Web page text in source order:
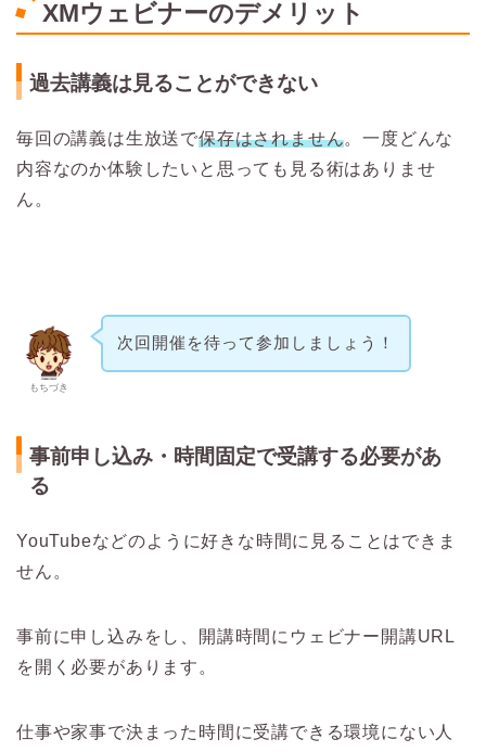
XMウェビナーのデメリット
過去講義は見ることができない
毎回の講義は生放送で保存はされません。一度どんな
内容なのか体験したいと思っても見る術はありませ
ん。
もちづき
次回開催を待って参加しましょう！
事前申し込み・時間固定で受講する必要があ
る
YouTubeなどのように好きな時間に見ることはできま
せん。
事前に申し込みをし、開講時間にウェビナー開講URL
を開く必要があります。
仕事や家事で決まった時間に受講できる環境にない人